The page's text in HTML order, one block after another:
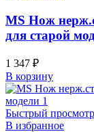
MS Нож
для старой
1 347 ₽
В корзину
Быстрый просмотр
В избранное